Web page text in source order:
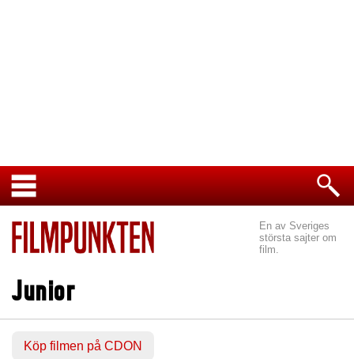
En av Sveriges
största sajter om
film.
Junior
Köp filmen på CDON